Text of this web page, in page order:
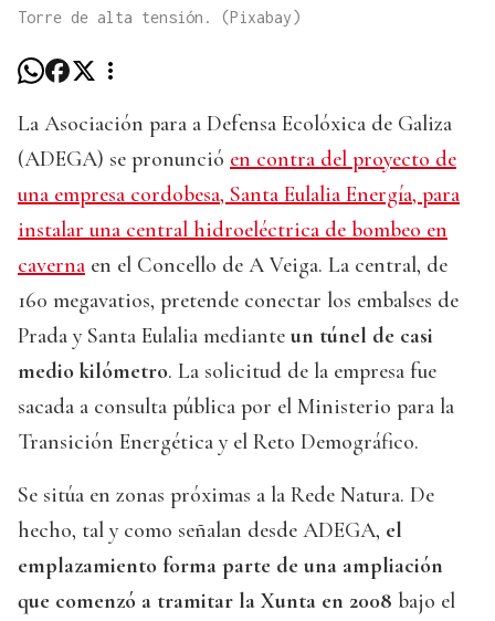
Torre de alta tensión. (Pixabay)
La Asociación para a Defensa Ecolóxica de Galiza
(ADEGA) se pronunció en contra del proyecto de
una empresa cordobesa, Santa Eulalia Energía, para
instalar una central hidroeléctrica de bombeo en
caverna en el Concello de A Veiga. La central, de
160 megavatios, pretende conectar los embalses de
Prada y Santa Eulalia mediante un túnel de casi
medio kilómetro. La solicitud de la empresa fue
sacada a consulta pública por el Ministerio para la
Transición Energética y el Reto Demográfico.
Se sitúa en zonas próximas a la Rede Natura. De
hecho, tal y como señalan desde ADEGA, el
emplazamiento forma parte de una ampliación
que comenzó a tramitar la Xunta en 2008 bajo el